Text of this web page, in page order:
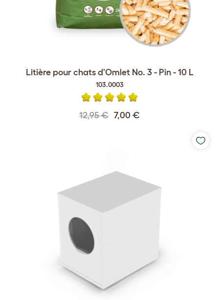
Litière pour chats d'Omlet No. 3 - Pin - 10 L
103.0003
12,95 € 7,00 €